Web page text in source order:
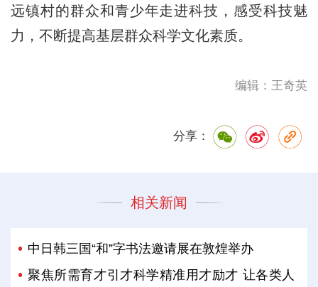
远镇村的群众和青少年走进科技，感受科技魅
力，不断提高基层群众科学文化素质。
编辑：王奇英
分享：
相关新闻
中日韩三国“和”字书法邀请展在敦煌举办
聚焦所需育才引才科学精准用才励才 让各类人